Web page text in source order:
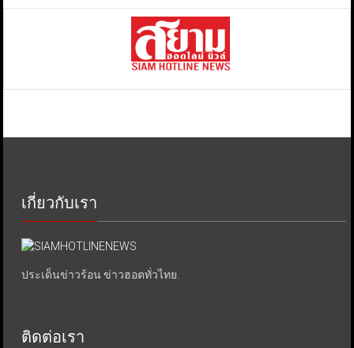
เกี่ยวกับเรา
ประเด็นข่าวร้อน ข่าวฮอตทั่วไทย.
ติดต่อเรา